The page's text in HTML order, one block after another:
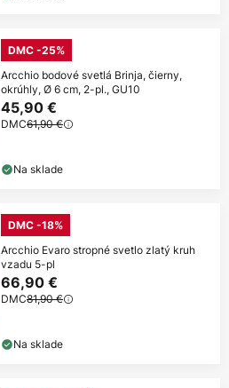
DMC -25%
Arcchio bodové svetlá Brinja, čierny,
okrúhly, Ø 6 cm, 2-pl., GU10
45,90 €
DMC61,90 €
Na sklade
DMC -18%
Arcchio Evaro stropné svetlo zlatý kruh
vzadu 5-pl
66,90 €
DMC81,90 €
Na sklade